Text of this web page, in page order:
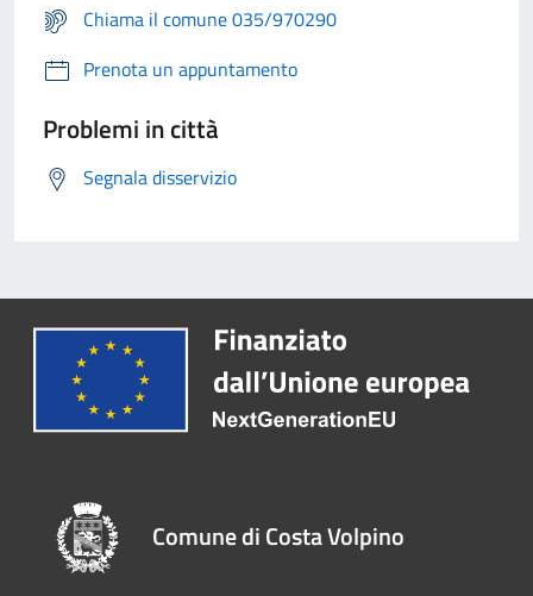
Chiama il comune 035/970290
Prenota un appuntamento
Problemi in città
Segnala disservizio
Comune di Costa Volpino